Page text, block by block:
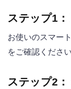
ステップ1：
お使いのスマー
をご確認ください
ステップ2：